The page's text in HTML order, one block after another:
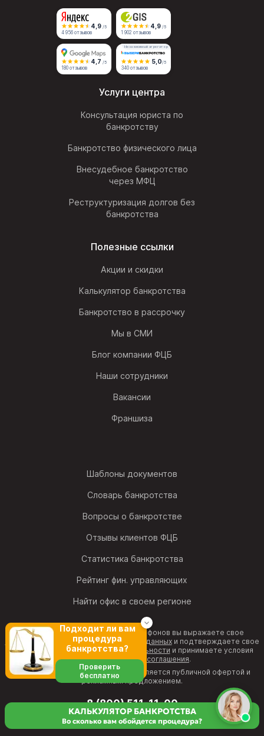
4,9 /5
4 956 отзывов
4,9 /5
1 902 отзывов
4,7 /5
180 отзывов
Независимый агрегатор
5,0/5
340 отзывов
Услуги центра
Консультация юриста по
банкротству
Банкротство физического лица
Внесудебное банкротство
через МФЦ
Реструктуризация долгов без
банкротства
Полезные ссылки
Акции и скидки
Калькулятор банкротства
Банкротство в рассрочку
Мы в СМИ
Блог компании ФЦБ
Наши сотрудники
Вакансии
Франшиза
Шаблоны документов
Словарь банкротства
Вопросы о банкротстве
Отзывы клиентов ФЦБ
Статистика банкротства
Рейтинг фин. управляющих
Найти офис в своем регионе
Позвонив на один из номеров телефонов вы выражаете свое
согласие на обработку персональных данныхи подтверждаете свое
согласие с
политикой конфиденциальности и принимаете условия
Пользовательского соглашения.
Информация на веб-странице не является публичной офертой и
рекламным предложением.
8 (800) 511-11-00
бесплатная горячая линия
КАЛЬКУЛЯТОР БАНКРОТСТВА
Во сколько вам обойдется процедура?
Подходит ли вам
процедура
банкротства?
Проверить
бесплатно